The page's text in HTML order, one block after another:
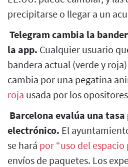
precipitarse o llegar a un
Telegram cambia la
la app. Cualquier usuario
bandera actual (verde y
cambia por una pegatina
roja usada por los
Barcelona evalúa una
electrónico. El
se hará por “uso del espacio
envíos de paquetes. Los